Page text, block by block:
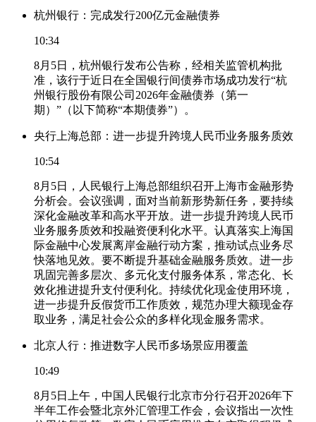
杭州银行：完成发行200亿元金融债券
10:34
8月5日，杭州银行发布公告称，经相关监管机构批
准，该行于近日在全国银行间债券市场成功发行“杭
州银行股份有限公司2026年金融债券（第一
期）”（以下简称“本期债券”）。
央行上海总部：进一步提升跨境人民币业务服务质效
10:54
8月5日，人民银行上海总部组织召开上海市金融形势
分析会。会议强调，面对当前新形势新任务，要持续
深化金融改革和高水平开放。进一步提升跨境人民币
业务服务质效和投融资便利化水平。认真落实上海国
际金融中心发展离岸金融行动方案，推动试点业务尽
快落地见效。要不断提升基础金融服务质效。进一步
巩固完善多层次、多元化支付服务体系，常态化、长
效化推进提升支付便利化。持续优化现金使用环境，
进一步提升反假货币工作质效，规范办理大额现金存
取业务，满足社会公众的多样化现金服务需求。
北京人行：推进数字人民币多场景应用覆盖
10:49
8月5日上午，中国人民银行北京市分行召开2026年下
半年工作会暨北京外汇管理工作会，会议指出一次性